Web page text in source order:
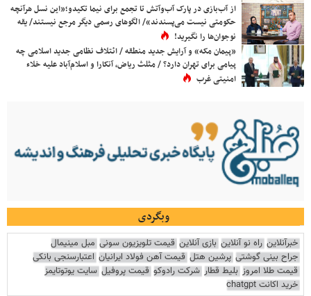
از آب‌بازی در پارک آب‌وآتش تا تجمع برای نیما تکیدو؛«این نسل هرآنچه
حکومتی نیست می‌پسندند»/ الگوهای رسمی دیگر مرجع نیستند/ یقه
نوجوان‌ها را نگیرید!
«پیمان مکه» و آرایش جدید منطقه / ائتلاف نظامی جدید اسلامی چه
پیامی برای تهران دارد؟ / مثلث ریاض، آنکارا و اسلام‌آباد علیه خلاء
امنیتی غرب
وبگردی
خبرآنلاین راه نو آنلاین بازی آنلاین قیمت تلویزیون سونی مبل مینیمال
جراح بینی گوشتی پرشین هتل قیمت آهن فولاد ایرانیان اعتبارسنجی بانکی
قیمت طلا امروز بلیط قطار شرکت رادوکو قیمت پروفیل سایت یوتوتایمز
خرید اکانت chatgpt